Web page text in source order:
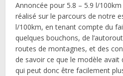
Annoncée pour 5.8 – 5.9 l/
réalisé sur le parcours de notre
l/100km, en tenant compte du
quelques bouchons, de
routes de montagnes, et des
de savoir ce que le modèle avait
qui peut donc être facilement